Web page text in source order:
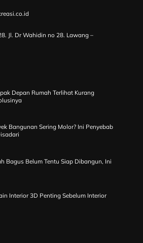
Jl. Dr Wahidin no 28. Lawang –
Depan Rumah Terlihat Kurang
Bangunan Sering Molor? Ini Penyebab
Bagus Belum Tentu Siap Dibangun, Ini
Interior 3D Penting Sebelum Interior